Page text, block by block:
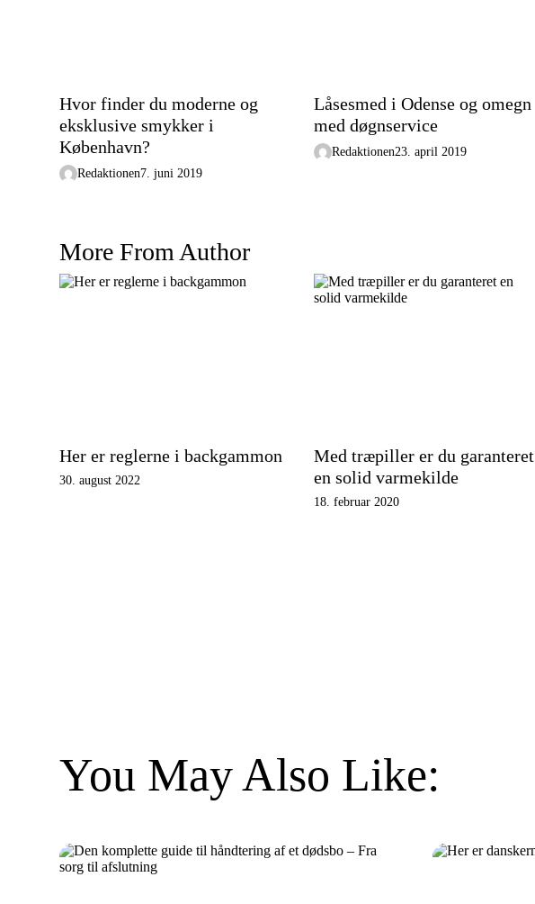
Hvor finder du moderne og
eksklusive smykker i
København?
Redaktionen7. juni 2019
Låsesmed i Odense og omegn
med døgnservice
Redaktionen23. april 2019
More From Author
Her er reglerne i backgammon
30. august 2022
Med træpiller er du garanteret
en solid varmekilde
18. februar 2020
You May Also Like: